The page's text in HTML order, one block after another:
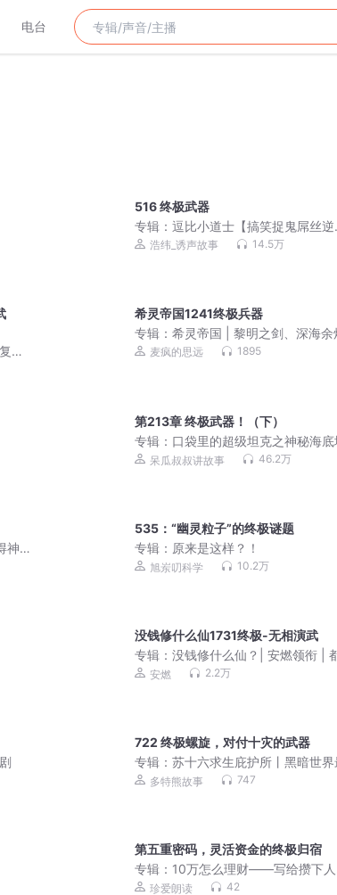
电台
516 终极武器
专辑：逗比小道士【搞笑捉鬼屌丝逆
袭】浩纬_诱声故事 14.5万
苏|
剧
希灵帝国1241终极兵器
专辑：希灵帝国 | 黎明之剑、深海余
前作 | 动漫原著 | 搞笑史诗科幻|多人
麦疯的思远 1895
第213章 终极武器！（下）
专辑： 口袋里的超级坦克之神秘海底
｜爆笑校园｜奇幻冒险
呆瓜叔叔讲故事 46.2万
神
535：“幽灵粒子”的终极谜题
专辑： 原来是这样？！
旭岽叨科学 10.2万
没钱修什么仙1731终极-无相演武
专辑：没钱修什么仙？| 安燃领衔 |
爆笑修仙 | 现代版凡人修仙传
安燃 2.2万
722 终极螺旋，对付十灾的武器
专辑：苏十六求生庇护所丨黑暗世界
后一抹光丨多特熊故事
多特熊故事 747
第五重密码，灵活资金的终极归宿
专辑： 10万怎么理财——写给攒下人
第一桶金的你 珈一
珍爱朗读 42